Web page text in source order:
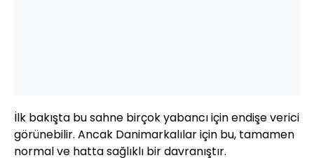
İlk bakışta bu sahne birçok yabancı için endişe verici
görünebilir. Ancak Danimarkalılar için bu, tamamen
normal ve hatta sağlıklı bir davranıştır.